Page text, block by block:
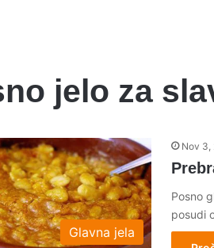
jelo za
Glavna jela
Nov 3,
Posno
posudi